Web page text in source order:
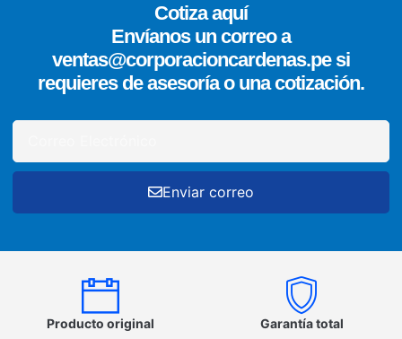
Cotiza aquí
Envíanos un correo a
ventas@corporacioncardenas.pe si
requieres de asesoría o una cotización.
Enviar correo
Producto original Garantía total